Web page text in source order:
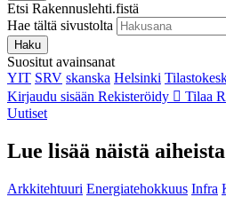
Etsi Rakennuslehti.fistä
Hae tältä sivustolta
Haku
Suositut avainsanat
YIT SRV skanska Helsinki
Kirjaudu sisään Rekisteröidy Tilaa
Uutiset
Lue lisää näistä aiheista
Arkkitehtuuri Energiatehokkuus Infra